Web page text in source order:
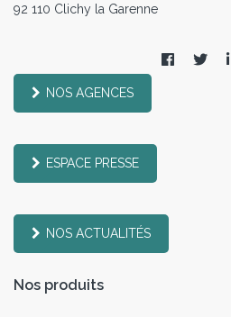
92 110 Clichy la Garenne
NOS AGENCES
ESPACE PRESSE
NOS ACTUALITÉS
Nos produits